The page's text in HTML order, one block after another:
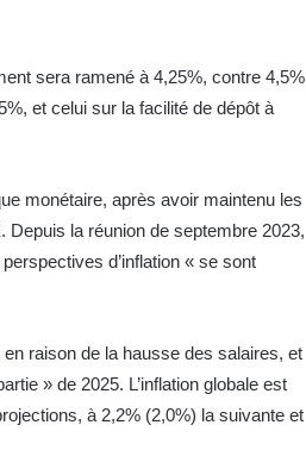
sera ramené à 4,25%, contre 4,5%
et celui sur la facilité de dépôt à
monétaire, après avoir maintenu les
la réunion de septembre 2023,
d’inflation « se sont
raison de la hausse des salaires, et
» de 2025. L’inflation globale est
à 2,2% (2,0%) la suivante et